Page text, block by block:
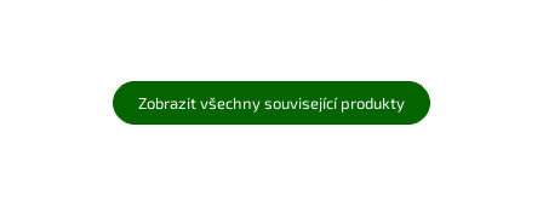
Zobrazit všechny související produkty